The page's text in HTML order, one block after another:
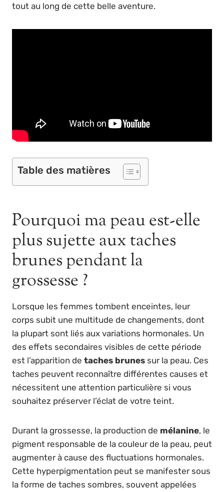
tout au long de cette belle aventure.
Table des matières
Pourquoi ma peau est-elle
plus sujette aux taches
brunes pendant la
grossesse ?
Lorsque les femmes tombent enceintes, leur
corps subit une multitude de changements, dont
la plupart sont liés aux variations hormonales. Un
des effets secondaires visibles de cette période
est l’apparition de taches brunes sur la peau. Ces
taches peuvent reconnaître différentes causes et
nécessitent une attention particulière si vous
souhaitez préserver l’éclat de votre teint.
Durant la grossesse, la production de mélanine, le
pigment responsable de la couleur de la peau, peut
augmenter à cause des fluctuations hormonales.
Cette hyperpigmentation peut se manifester sous
la forme de taches sombres, souvent appelées